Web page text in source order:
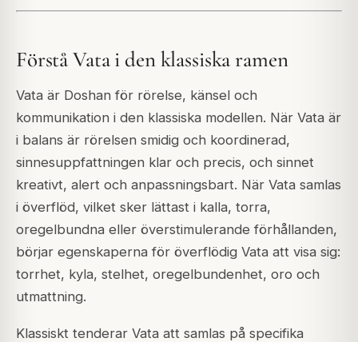
Förstå Vata i den klassiska ramen
Vata är Doshan för rörelse, känsel och
kommunikation i den klassiska modellen. När Vata är
i balans är rörelsen smidig och koordinerad,
sinnesuppfattningen klar och precis, och sinnet
kreativt, alert och anpassningsbart. När Vata samlas
i överflöd, vilket sker lättast i kalla, torra,
oregelbundna eller överstimulerande förhållanden,
börjar egenskaperna för överflödig Vata att visa sig:
torrhet, kyla, stelhet, oregelbundenhet, oro och
utmattning.
Klassiskt tenderar Vata att samlas på specifika